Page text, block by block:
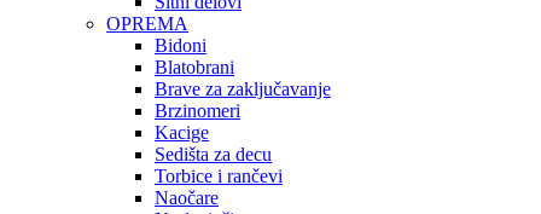
OPREMA
Bidoni
Blatobrani
Brave za zaključavanje
Brzinomeri
Kacige
Sedišta za decu
Torbice i rančevi
Naočare